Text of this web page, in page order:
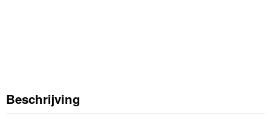
Beschrijving